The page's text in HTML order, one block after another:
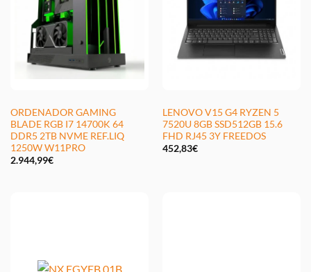
ORDENADOR GAMING
BLADE RGB I7 14700K 64
DDR5 2TB NVME REF.LIQ
1250W W11PRO
2.944,99€
LENOVO V15 G4 RYZEN 5
7520U 8GB SSD512GB 15.6
FHD RJ45 3Y FREEDOS
452,83€